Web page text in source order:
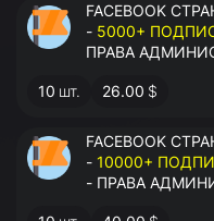
FACEBOOK
- 5000+
ПРАВА
ЗАПОЛНЕННАЯ
10 шт. 26.00 $
FACEBOOK
- 10000+
- ПРАВА
ЗАПОЛНЕННАЯ